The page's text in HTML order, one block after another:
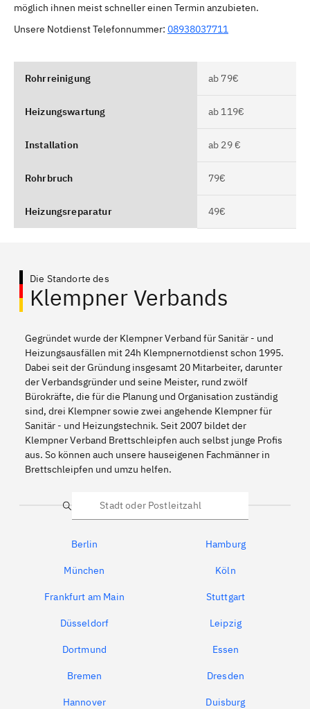
möglich ihnen meist schneller einen Termin anzubieten.
Unsere Notdienst Telefonnummer: 08938037711
Rohrreinigung ab 79€
Heizungswartung ab 119€
Installation ab 29 €
Rohrbruch 79€
Heizungsreparatur 49€
Die Standorte des
Klempner Verbands
Gegründet wurde der Klempner Verband für Sanitär - und
Heizungsausfällen mit 24h Klempnernotdienst schon 1995.
Dabei seit der Gründung insgesamt 20 Mitarbeiter, darunter
der Verbandsgründer und seine Meister, rund zwölf
Bürokräfte, die für die Planung und Organisation zuständig
sind, drei Klempner sowie zwei angehende Klempner für
Sanitär - und Heizungstechnik. Seit 2007 bildet der
Klempner Verband Brettschleipfen auch selbst junge Profis
aus. So können auch unsere hauseigenen Fachmänner in
Brettschleipfen und umzu helfen.
Suche
Berlin Hamburg
München Köln
Frankfurt am Main Stuttgart
Düsseldorf Leipzig
Dortmund Essen
Bremen Dresden
Hannover Duisburg